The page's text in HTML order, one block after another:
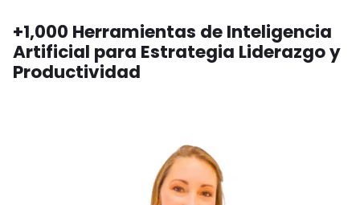
+1,000 Herramientas de Inteligencia
Artificial para Estrategia Liderazgo y
Productividad